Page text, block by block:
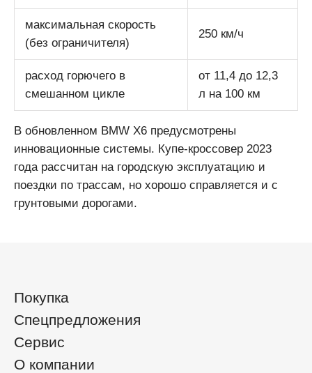
максимальная скорость
(без ограничителя)
250 км/ч
расход горючего в
смешанном цикле
от 11,4 до 12,3
л на 100 км
В обновленном BMW X6 предусмотрены
инновационные системы. Купе-кроссовер 2023
года рассчитан на городскую эксплуатацию и
поездки по трассам, но хорошо справляется и с
грунтовыми дорогами.
Покупка
Спецпредложения
Сервис
О компании